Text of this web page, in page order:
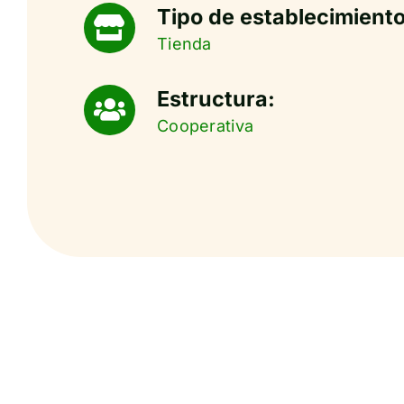
Tipo de
Tienda
Estructura:
Cooperativa